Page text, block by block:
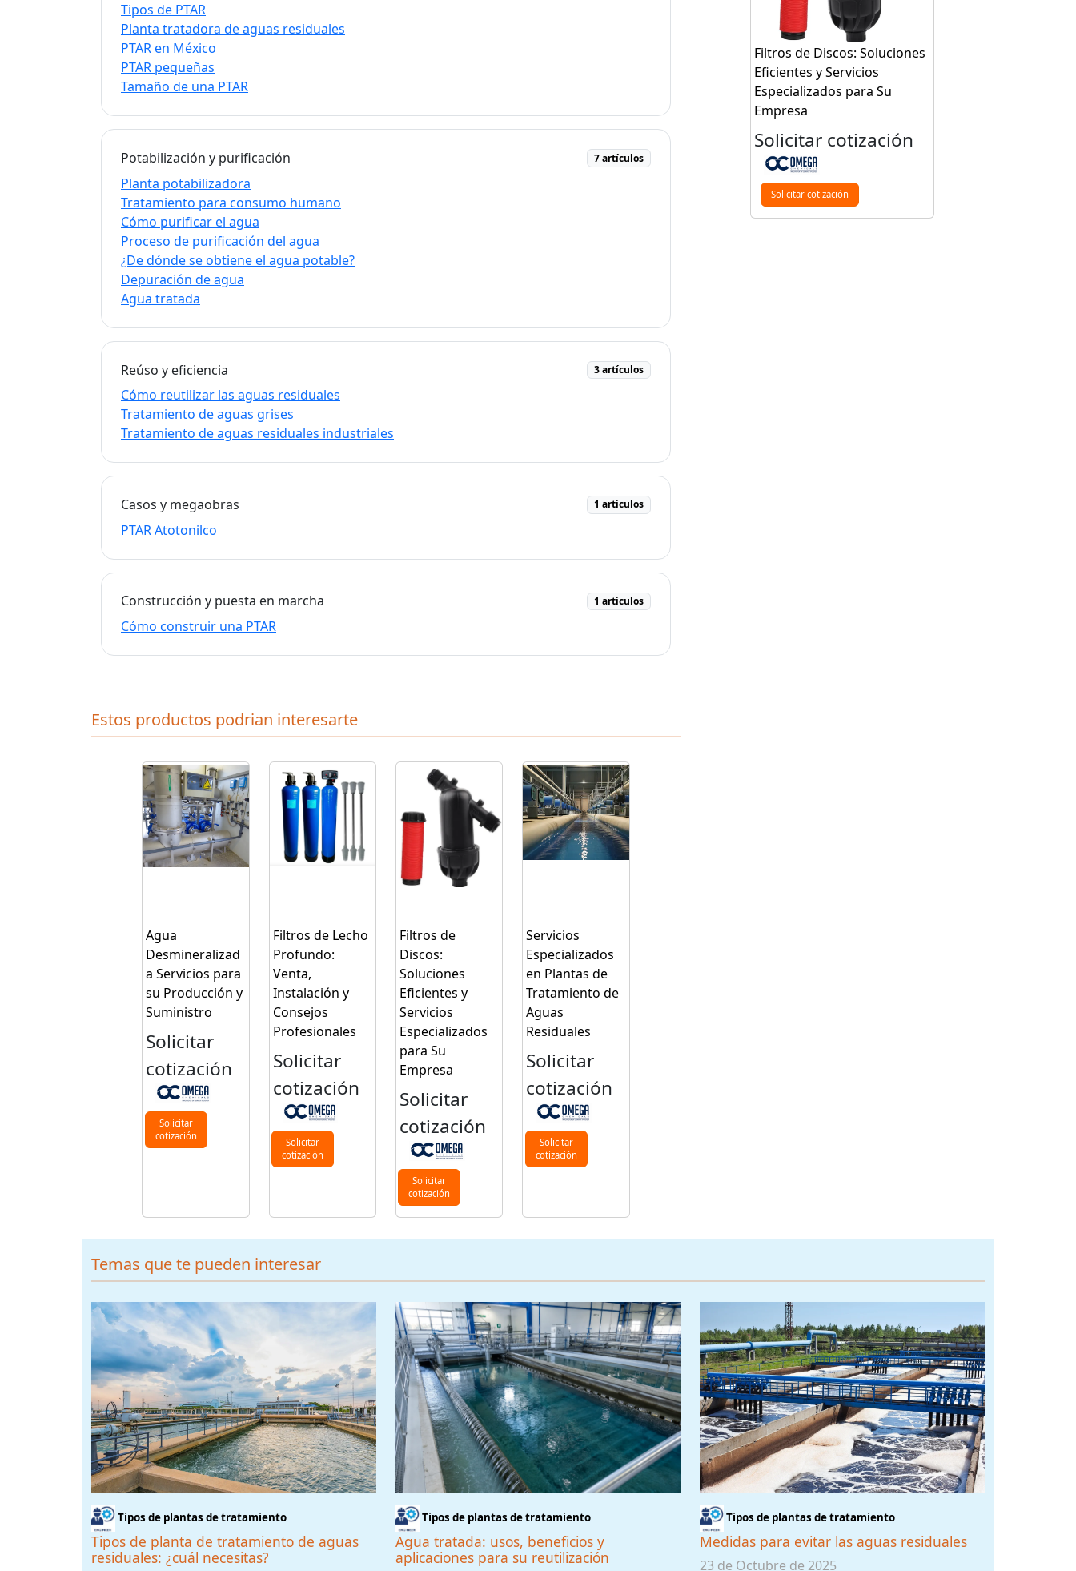
Tipos de PTAR
Planta tratadora de aguas residuales
PTAR en México
PTAR pequeñas
Tamaño de una PTAR
Potabilización y purificación 7 artículos
Planta potabilizadora
Tratamiento para consumo humano
Cómo purificar el agua
Proceso de purificación del agua
¿De dónde se obtiene el agua potable?
Depuración de agua
Agua tratada
Reúso y eficiencia 3 artículos
Cómo reutilizar las aguas residuales
Tratamiento de aguas grises
Tratamiento de aguas residuales industriales
Casos y megaobras 1 artículos
PTAR Atotonilco
Construcción y puesta en marcha 1 artículos
Cómo construir una PTAR
Estos productos podrian interesarte
Agua
Desmineralizad
a Servicios para
su Producción y
Suministro
Solicitar
cotización
Solicitar
cotización
Filtros de Lecho
Profundo:
Venta,
Instalación y
Consejos
Profesionales
Solicitar
cotización
Solicitar
cotización
Filtros de
Discos:
Soluciones
Eficientes y
Servicios
Especializados
para Su
Empresa
Solicitar
cotización
Solicitar
cotización
Servicios
Especializados
en Plantas de
Tratamiento de
Aguas
Residuales
Solicitar
cotización
Solicitar
cotización
Filtros de Discos: Soluciones
Eficientes y Servicios
Especializados para Su
Empresa
Solicitar cotización
Solicitar cotización
Temas que te pueden interesar
Tipos de plantas de tratamiento
Tipos de planta de tratamiento de aguas
residuales: ¿cuál necesitas?
Tipos de plantas de tratamiento
Agua tratada: usos, beneficios y
aplicaciones para su reutilización
Tipos de plantas de tratamiento
Medidas para evitar las aguas residuales
23 de Octubre de 2025